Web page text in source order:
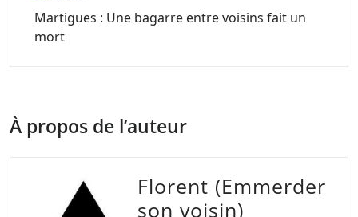
Martigues : Une bagarre entre voisins fait un
mort
À propos de l’auteur
Florent (Emmerder
son voisin)